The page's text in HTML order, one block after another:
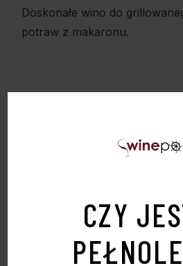
CZY
Doskonałe wino do
potraw z makaronu.
PODOBNE